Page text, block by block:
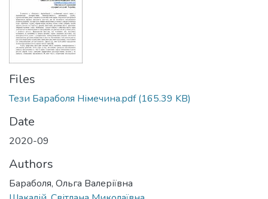
Files
Тези Бараболя Німечина.pdf(165.39 KB)
Date
2020-09
Authors
Бараболя, Ольга Валеріївна